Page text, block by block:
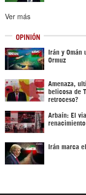
Ver más
OPINIÓN
Irán y Omán
Ormuz
Amenaza,
belicosa de
retroceso?
Arbaín: El
Irán marca